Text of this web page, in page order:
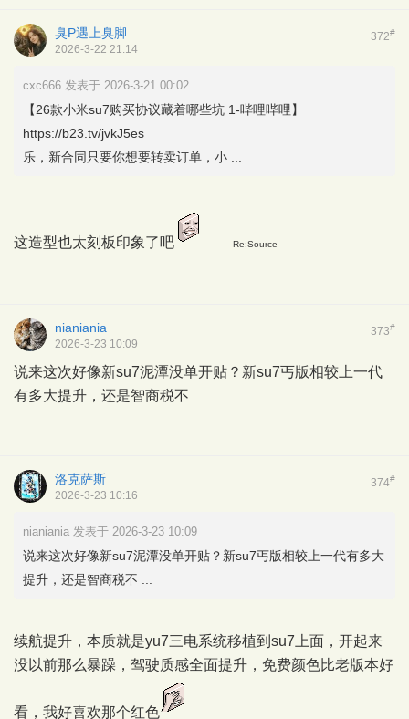
372#
臭P遇上臭脚
2026-3-22 21:14
cxc666 发表于 2026-3-21 00:02
【26款小米su7购买协议藏着哪些坑 1-哔哩哔哩】
https://b23.tv/jvkJ5es
乐，新合同只要你想要转卖订单，小 ...
这造型也太刻板印象了吧 Re:Source
373#
nianiania
2026-3-23 10:09
说来这次好像新su7泥潭没单开贴？新su7丐版相较上一代
有多大提升，还是智商税不
374#
洛克萨斯
2026-3-23 10:16
nianiania 发表于 2026-3-23 10:09
说来这次好像新su7泥潭没单开贴？新su7丐版相较上一代有多大
提升，还是智商税不 ...
续航提升，本质就是yu7三电系统移植到su7上面，开起来
没以前那么暴躁，驾驶质感全面提升，免费颜色比老版本好
看，我好喜欢那个红色